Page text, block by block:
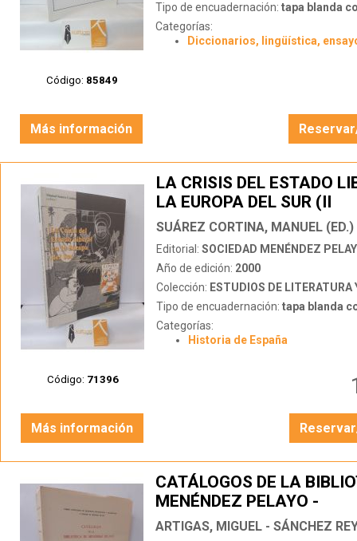
Código: 85849
Tipo de encuadernación: tapa blanda
Categorías:
Diccionarios, lingüística,
Más información
Código: 71396
LA CRISIS DEL ESTADO
LA EUROPA DEL SUR (II
ENCUENTRO DE
RESTAURACIÓN)
SUÁREZ CORTINA, MANUEL (ED.)
Editorial: SOCIEDAD MENÉNDEZ
Año de edición: 2000
Colección: ESTUDIOS DE LITERATURA Y
Tipo de encuadernación: tapa blanda
Categorías:
Historia de España
Más información
CATÁLOGOS DE LA
MENÉNDEZ PELAYO -
MANUSCRITOS